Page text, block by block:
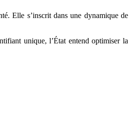
Elle s’inscrit dans une dynamique de
unique, l’État entend optimiser la